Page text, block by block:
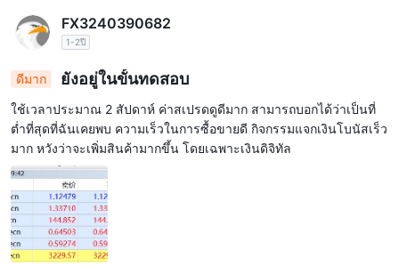
FX3240390682
1-2ปี
ดีมาก ยังอยู่ในขั้นทดสอบ
ใช้เวลาประมาณ 2 สัปดาห์ ค่าสเปรดดูดีมาก สามารถบอกได้ว่าเป็นที่
ต่ำที่สุดที่ฉันเคยพบ ความเร็วในการซื้อขายดี กิจกรรมแจกเงินโบนัสเร็ว
มาก หวังว่าจะเพิ่มสินค้ามากขึ้น โดยเฉพาะเงินดิจิทัล